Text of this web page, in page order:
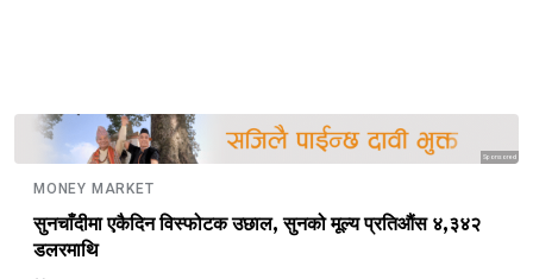
Sponsored
MONEY MARKET
सुनचाँदीमा एकैदिन विस्फोटक उछाल, सुनको मूल्य प्रतिऔंस ४,३४२
डलरमाथि